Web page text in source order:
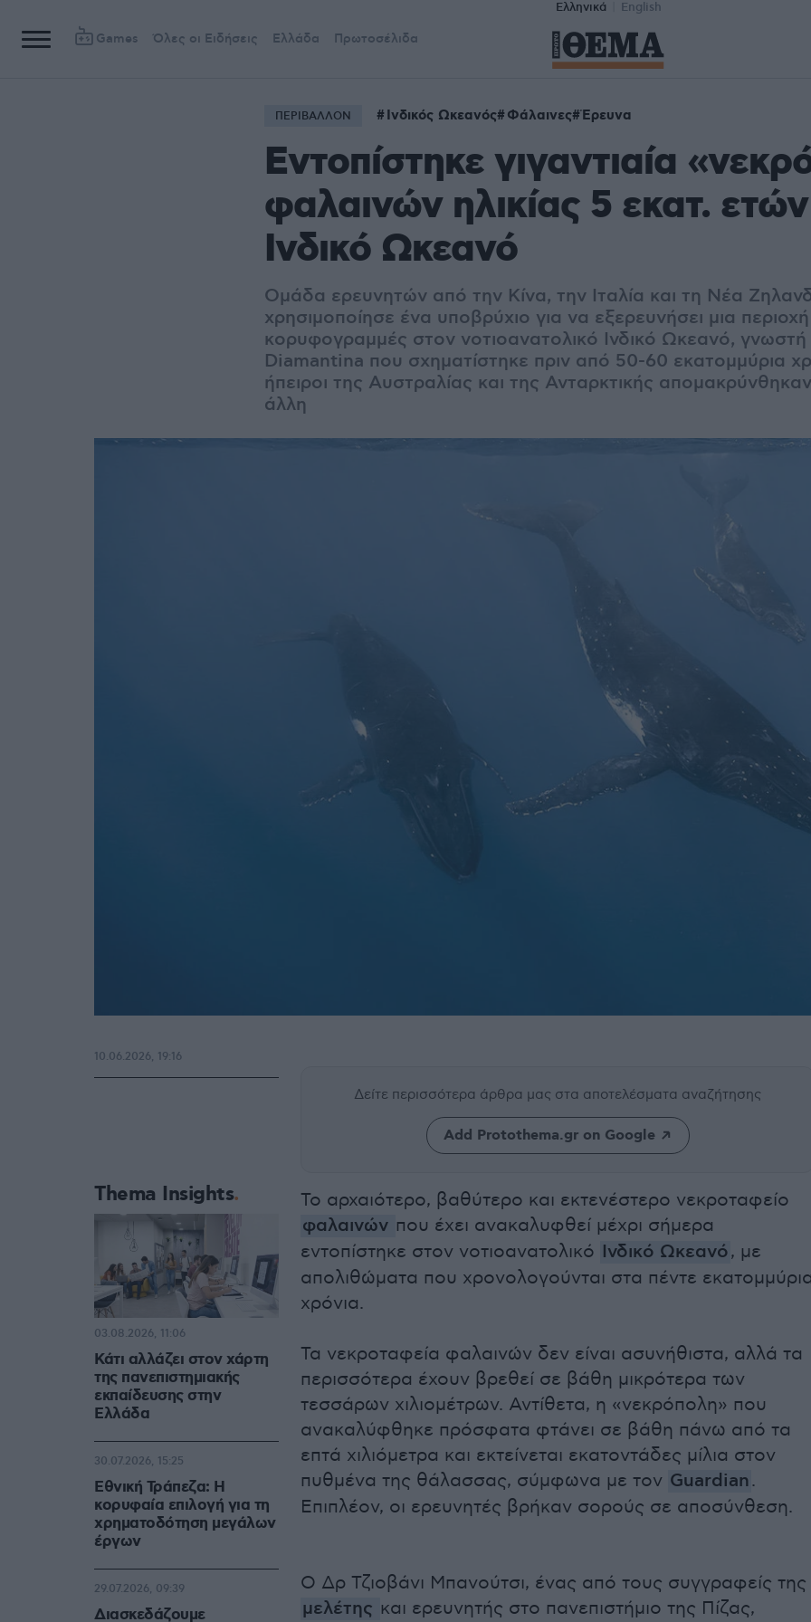
Ελληνικά English
Games Όλες οι Ειδήσεις Ελλάδα Πρωτοσέλιδα
ΠΕΡΙΒΑΛΛΟΝ Ινδικός Ωκεανός Φάλαινες Έρευνα
Εντοπίστηκε γιγαντιαία
φαλαινών ηλικίας 5 εκατ.
Ινδικό Ωκεανό
Ομάδα ερευνητών από την Κίνα, την Ιταλία και τη Νέα
χρησιμοποίησε ένα υποβρύχιο για να εξερευνήσει μια
κορυφογραμμές στον νοτιοανατολικό Ινδικό Ωκεανό,
Diamantina που σχηματίστηκε πριν από 50-60 εκατομμύρια
ήπειροι της Αυστραλίας και της Ανταρκτικής
άλλη
Δείτε περισσότερα άρθρα μας στα αποτελέσματα αναζήτησης
Add Protothema.gr on Google
Το αρχαιότερο, βαθύτερο και εκτενέστερο νεκροταφείο
φαλαινών που έχει ανακαλυφθεί μέχρι σήμερα
εντοπίστηκε στον νοτιοανατολικό Ινδικό Ωκεανό, με
απολιθώματα που χρονολογούνται στα πέντε
χρόνια.
Τα νεκροταφεία φαλαινών δεν είναι ασυνήθιστα, αλλά τα
περισσότερα έχουν βρεθεί σε βάθη μικρότερα των
τεσσάρων χιλιομέτρων. Αντίθετα, η «νεκρόπολη» που
ανακαλύφθηκε πρόσφατα φτάνει σε βάθη πάνω από τα
επτά χιλιόμετρα και εκτείνεται εκατοντάδες μίλια στον
πυθμένα της θάλασσας, σύμφωνα με τον Guardian.
Επιπλέον, οι ερευνητές βρήκαν σορούς σε αποσύνθεση.
Ο Δρ Τζιοβάνι Μπανούτσι, ένας από τους συγγραφείς της
μελέτης και ερευνητής στο πανεπιστήμιο της Πίζας,
10.06.2026, 19:16
Thema Insights
Κάτι αλλάζει στον χάρτη
της πανεπιστημιακής
εκπαίδευσης στην
Ελλάδα
03.08.2026, 11:06
Εθνική Τράπεζα: Η
κορυφαία επιλογή για τη
χρηματοδότηση μεγάλων
έργων
30.07.2026, 15:25
Διασκεδάζουμε
29.07.2026, 09:39